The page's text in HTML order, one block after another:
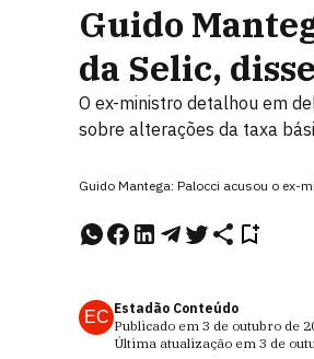
Guido
da Selic,
O ex-ministro detalhou em
sobre alterações da taxa
Guido Mantega: Palocci acusou o ex-
EC Estadão Conteúdo
Publicado em 3 de outubro de
Última atualização em 3 de